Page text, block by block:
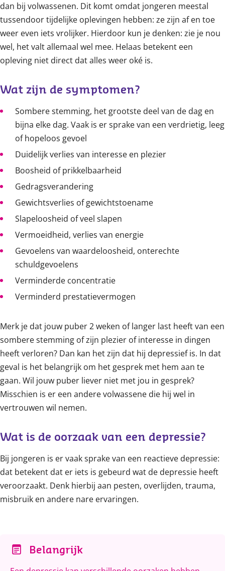
dan bij volwassenen. Dit komt omdat jongeren meestal
tussendoor tijdelijke oplevingen hebben: ze zijn af en toe
weer even iets vrolijker. Hierdoor kun je denken: zie je nou
wel, het valt allemaal wel mee. Helaas betekent een
opleving niet direct dat alles weer oké is.
Wat zijn de symptomen?
Sombere stemming, het grootste deel van de dag en
bijna elke dag. Vaak is er sprake van een verdrietig, leeg
of hopeloos gevoel
Duidelijk verlies van interesse en plezier
Boosheid of prikkelbaarheid
Gedragsverandering
Gewichtsverlies of gewichtstoename
Slapeloosheid of veel slapen
Vermoeidheid, verlies van energie
Gevoelens van waardeloosheid, onterechte
schuldgevoelens
Verminderde concentratie
Verminderd prestatievermogen
Merk je dat jouw puber 2 weken of langer last heeft van een
sombere stemming of zijn plezier of interesse in dingen
heeft verloren? Dan kan het zijn dat hij depressief is. In dat
geval is het belangrijk om het gesprek met hem aan te
gaan. Wil jouw puber liever niet met jou in gesprek?
Misschien is er een andere volwassene die hij wel in
vertrouwen wil nemen.
Wat is de oorzaak van een depressie?
Bij jongeren is er vaak sprake van een reactieve depressie:
dat betekent dat er iets is gebeurd wat de depressie heeft
veroorzaakt. Denk hierbij aan pesten, overlijden, trauma,
misbruik en andere nare ervaringen.
Belangrijk